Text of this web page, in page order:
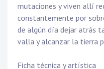
mutaciones y viven allí
constantemente por
de algún día dejar atrás
valla y alcanzar la tierra
Ficha técnica y artística